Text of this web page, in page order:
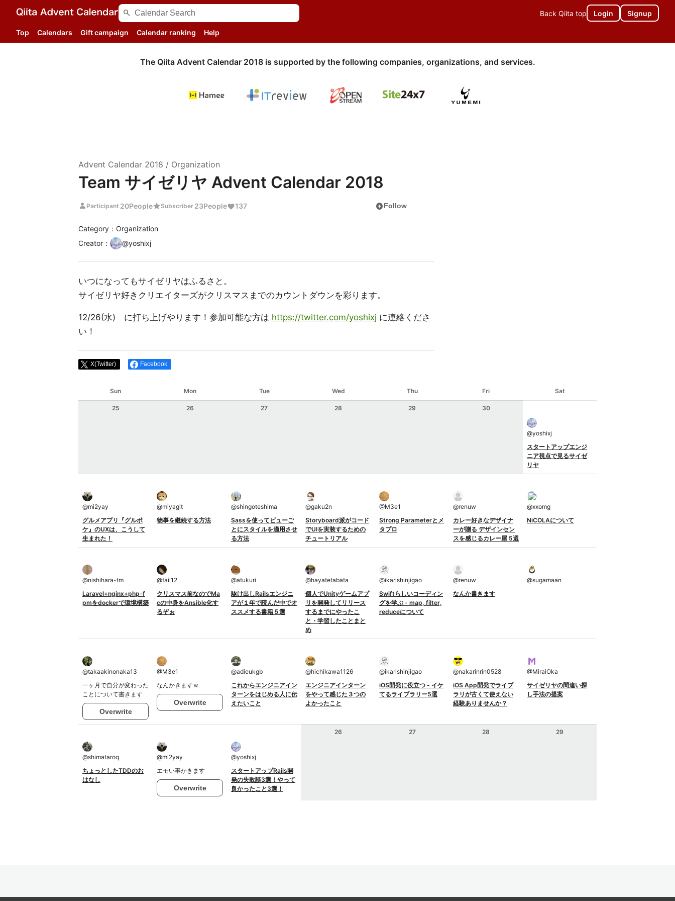
search Back Qiita top Login Signup
Top Calendars Gift campaign Calendar ranking Help
The Qiita Advent Calendar 2018 is supported by the following companies, organizations, and services.
Advent Calendar 2018 / Organization
Team サイゼリヤ Advent Calendar 2018
person Participant 20PeoplestarSubscriber 23People 137 add_circleFollow
Category：Organization
Creator ： @yoshixj
いつになってもサイゼリヤはふるさと。
サイゼリヤ好きクリエイターズがクリスマスまでのカウントダウンを彩ります。
12/26(水) に打ち上げやります！参加可能な方は https://twitter.com/yoshixj に連絡くださ
い！
X(Twitter) Facebook
Sun Mon Tue Wed Thu Fri Sat
25 26 27 28 29 30
@yoshixj
スタートアップエンジ
ニア視点で見るサイゼ
リヤ
@mi2yay
グルメアプリ『グルポ
ケ』のUXは、こうして
生まれた！
@miyagit
物事を継続する方法
@shingoteshima
Sassを使ってビューご
とにスタイルを適用させ
る方法
@gaku2n
Storyboard派がコード
でUIを実装するための
チュートリアル
@M3e1
Strong Parameterとメ
タプロ
@renuw
カレー好きなデザイナ
ーが贈る デザインセン
スを感じるカレー屋 5選
@xxomg
NiCOLAについて
@nishihara-tm
Laravel+nginx+php-f
pmをdockerで環境構築
@tail12
クリスマス前なのでMa
cの中身をAnsible化す
るぞぉ
@atukuri
駆け出しRailsエンジニ
アが１年で読んだ中でオ
ススメする書籍５選
@hayatetabata
個人でUnityゲームアプ
リを開発してリリース
するまでにやったこ
と・学習したことまと
め
@ikarishinjigao
Swiftらしいコーディン
グを学ぶ - map, filter,
reduceについて
@renuw
なんか書きます
@sugamaan
@takaakinonaka13
一ヶ月で自分が変わった
ことについて書きます
Overwrite
@M3e1
なんかきますｗ
Overwrite
@adieukgb
これからエンジニアイン
ターンをはじめる人に伝
えたいこと
@hichikawa1126
エンジニアインターン
をやって感じた３つの
よかったこと
@ikarishinjigao
iOS開発に役立つ - イケ
てるライブラリー5選
@nakarinrin0528
iOS App開発でライブ
ラリが古くて使えない
経験ありませんか？
@MiraiOka
サイゼリヤの間違い探
し手法の提案
@shimataroq
ちょっとしたTDDのお
はなし
@mi2yay
エモい事かきます
Overwrite
@yoshixj
スタートアップRails開
発の失敗談3選！やって
良かったこと3選！
26 27 28 29